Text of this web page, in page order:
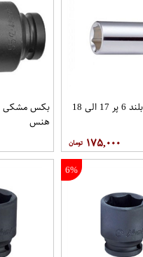
بکس 1.2 بلند 6 پر 17 الی 18
۱۷۵,۰۰۰
هنس
6%